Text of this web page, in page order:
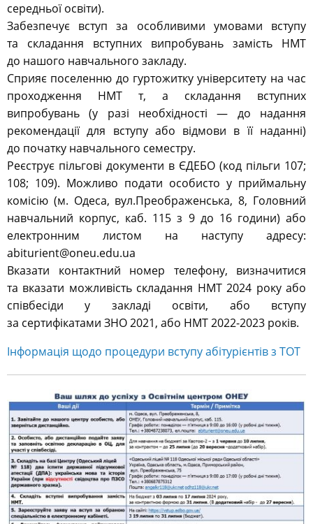
середньої освіти).
Забезпечує вступ за особливими умовами вступу
та складання вступних випробувань замість НМТ
до нашого навчального закладу.
Сприяє поселенню до гуртожитку університету на час
проходження НМТ т, а складання вступних
випробувань (у разі необхідності — до надання
рекомендації для вступу або відмови в її наданні)
до початку навчального семестру.
Реєструє пільгові документи в ЄДЕБО (код пільги 107;
108; 109). Можливо подати особисто у приймальну
комісію (м. Одеса, вул.Преображенська, 8, Головний
навчальний корпус, каб. 115 з 9 до 16 години) або
електронним листом на наступу адресу:
abiturient@oneu.edu.ua
Вказати контактний номер телефону, визначитися
та вказати можливість складання НМТ 2024 року або
співбесіди у закладі освіти, або вступу
за сертифікатами ЗНО 2021, або НМТ 2022-2023 років.
Інформація щодо процедури вступу абітурієнтів з ТОТ